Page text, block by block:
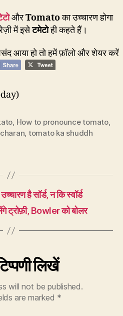
औरTomatoका उच्चारण होगा
में इसेटमेटोही कहते हैं।
आया हो तो हमें फ़ॉलो और शेयर करें
, How to pronounce tomato,
, tomato ka shuddh
है सॉर्ड, न कि स्वॉर्ड
ट्रोफ़ी, Bowler को बोलर
लिखें
will not be published.
are marked *